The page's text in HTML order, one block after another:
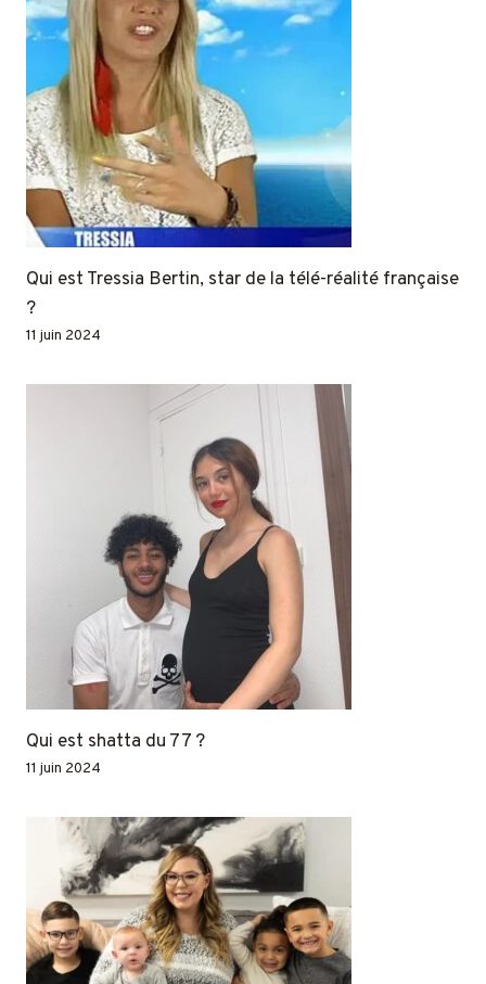
Qui est Tressia Bertin, star de la télé-réalité française
?
11 juin 2024
Qui est shatta du 77 ?
11 juin 2024